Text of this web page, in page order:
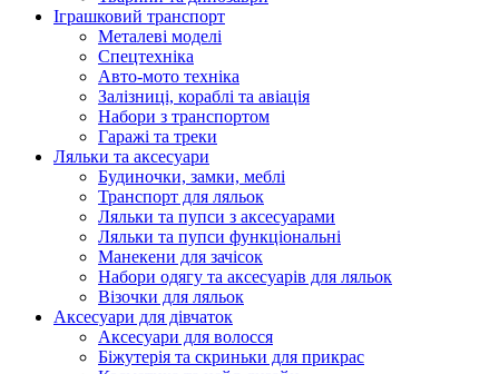
Іграшковий транспорт
Металеві моделі
Спецтехніка
Авто-мото техніка
Залізниці, кораблі та авіація
Набори з транспортом
Гаражі та треки
Ляльки та аксесуари
Будиночки, замки, меблі
Транспорт для ляльок
Ляльки та пупси з аксесуарами
Ляльки та пупси функціональні
Манекени для зачісок
Набори одягу та аксесуарів для ляльок
Візочки для ляльок
Аксесуари для дівчаток
Аксесуари для волосся
Біжутерія та скриньки для прикрас